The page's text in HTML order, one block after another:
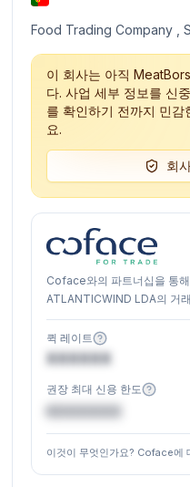
Food Trading Company ,
이 회사는 아직
다. 사업 세부 정보를 신
를 확인하기 전까지 민감
요.
회
Coface와의 파트너십을 통
ATLANTICWIND LDA의 거
퀵 레이트
XXXXXX
권장 최대 신용 한도
€XXXXXX
이것이 무엇인가요? Coface에